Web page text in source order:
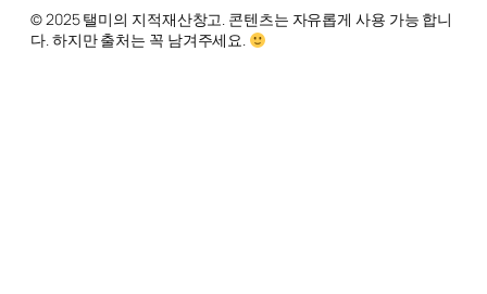
© 2025 탤미의 지적재산창고. 콘텐츠는 자유롭게 사용 가능 합니
다. 하지만 출처는 꼭 남겨주세요.